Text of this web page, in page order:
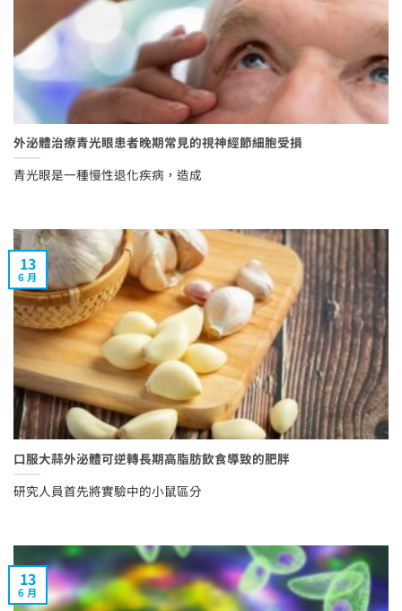
外泌體治療青光眼患者晚期常見的視神經節細胞受損
青光眼是一種慢性退化疾病，造成
口服大蒜外泌體可逆轉長期高脂肪飲食導致的肥胖
研究人員首先將實驗中的小鼠區分
13
6 月
13
6 月